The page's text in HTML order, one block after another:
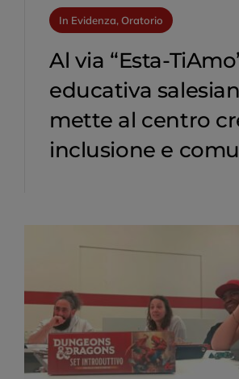
In Evidenza, Oratorio
Al via “Esta-
educativa
mette al centro
inclusione e